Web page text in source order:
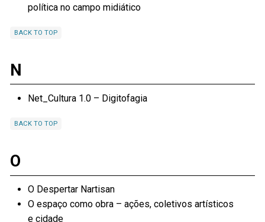
política no campo midiático
BACK TO TOP
N
Net_Cultura 1.0 – Digitofagia
BACK TO TOP
O
O Despertar Nartisan
O espaço como obra – ações, coletivos artísticos
e cidade